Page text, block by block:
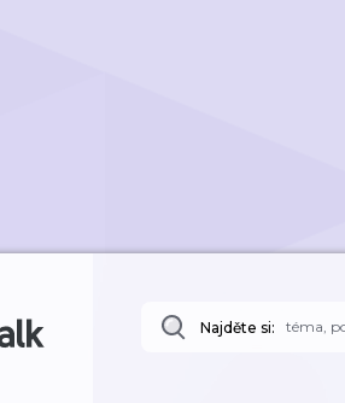
Najděte si: